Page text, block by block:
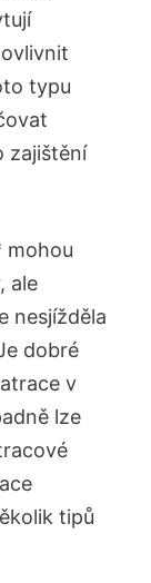
typu
zajištění
mohou
ale
nesjížděla
dobré
v
lze
tipů